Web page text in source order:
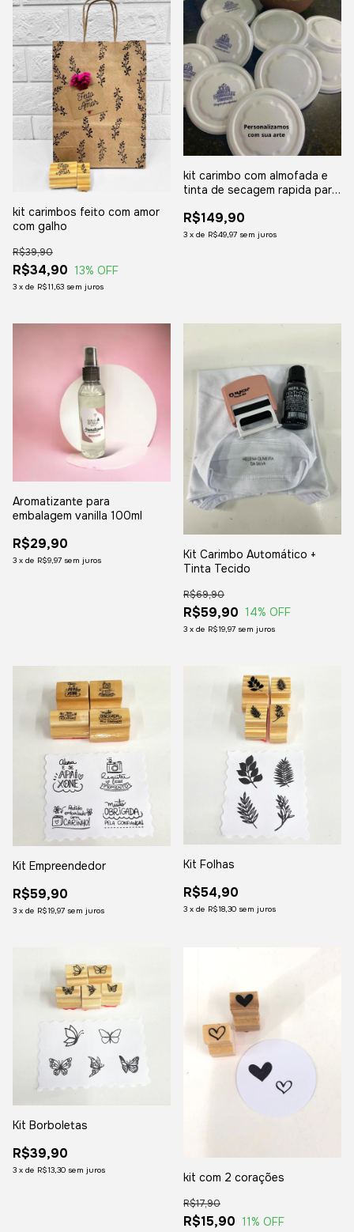
kit carimbos feito com amor
com galho
R$34,90
R$39,90
13% OFF
3 x de R$11,63 sem juros
kit carimbo com almofada e
tinta de secagem rapida para
R$149,90
3 x de R$49,97 sem juros
Aromatizante para
embalagem vanilla 100ml
R$29,90
3 x de R$9,97 sem juros
Kit Carimbo Automático +
Tinta Tecido
R$59,90
R$69,90
14% OFF
3 x de R$19,97 sem juros
Kit Empreendedor
R$59,90
3 x de R$19,97 sem juros
Kit Folhas
R$54,90
3 x de R$18,30 sem juros
Kit Borboletas
R$39,90
3 x de R$13,30 sem juros
kit com 2 corações
R$15,90
R$17,90
11% OFF